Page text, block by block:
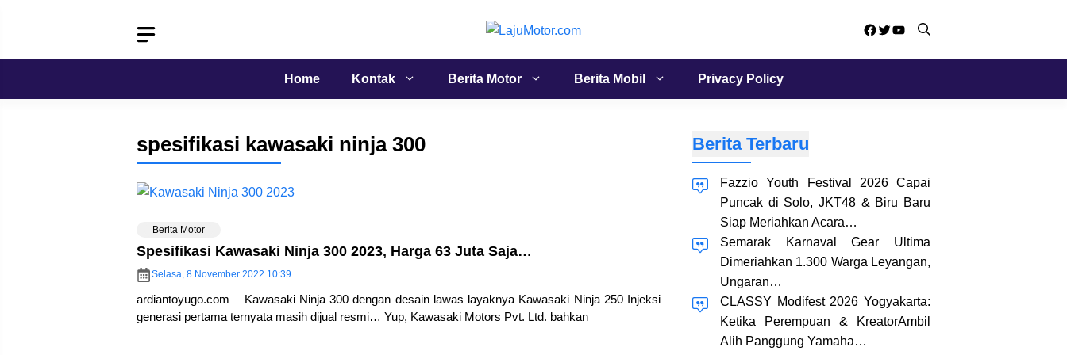
Facebook
Twitter
YouTube
Home Kontak Berita Motor Berita Mobil Privacy Policy
spesifikasi kawasaki ninja 300
Berita Motor
Spesifikasi Kawasaki Ninja 300 2023, Harga 63 Juta Saja…
Selasa, 8 November 2022 10:39
ardiantoyugo.com – Kawasaki Ninja 300 dengan desain lawas layaknya Kawasaki Ninja 250 Injeksi
generasi pertama ternyata masih dijual resmi… Yup, Kawasaki Motors Pvt. Ltd. bahkan
Berita Terbaru
Fazzio Youth Festival 2026 Capai
Puncak di Solo, JKT48 & Biru Baru
Siap Meriahkan Acara…
Semarak Karnaval Gear Ultima
Dimeriahkan 1.300 Warga Leyangan,
Ungaran…
CLASSY Modifest 2026 Yogyakarta:
Ketika Perempuan & KreatorAmbil
Alih Panggung Yamaha…